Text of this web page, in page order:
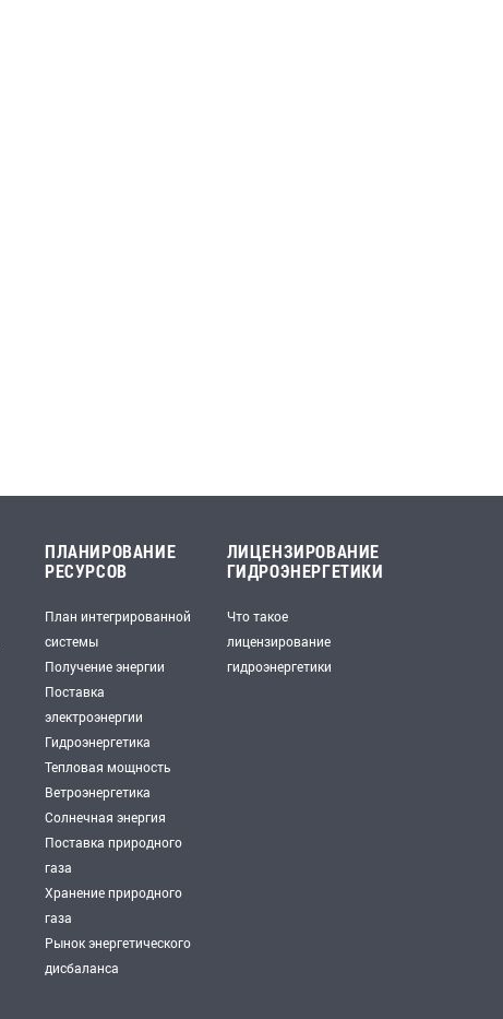
ПЛАНИРОВАНИЕ
РЕСУРСОВ
План интегрированной
системы
Получение энергии
Поставка
электроэнергии
Гидроэнергетика
Тепловая мощность
Ветроэнергетика
Солнечная энергия
Поставка природного
газа
Хранение природного
газа
Рынок энергетического
дисбаланса
ЛИЦЕНЗИРОВАНИЕ
ГИДРОЭНЕРГЕТИКИ
Что такое
лицензирование
гидроэнергетики